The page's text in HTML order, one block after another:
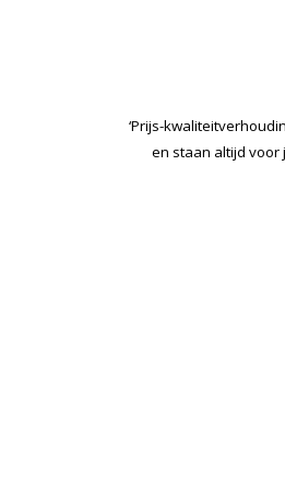
‘Prijs-
en staan altijd voor